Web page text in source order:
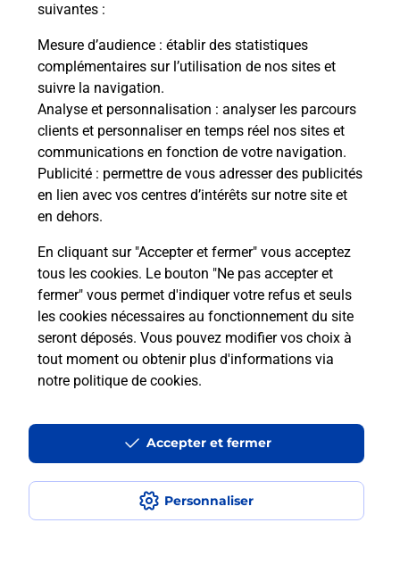
suivantes :
Mesure d’audience : établir des statistiques
complémentaires sur l’utilisation de nos sites et
suivre la navigation.
Analyse et personnalisation : analyser les parcours
clients et personnaliser en temps réel nos sites et
communications en fonction de votre navigation.
Publicité : permettre de vous adresser des publicités
en lien avec vos centres d’intérêts sur notre site et
en dehors.
En cliquant sur "Accepter et fermer" vous acceptez
tous les cookies. Le bouton "Ne pas accepter et
fermer" vous permet d'indiquer votre refus et seuls
les cookies nécessaires au fonctionnement du site
seront déposés. Vous pouvez modifier vos choix à
tout moment ou obtenir plus d'informations via
notre politique de cookies.
Personnaliser
Accepter et fermer
La Poste
en ligne
Ouvert 24h/24
En savoir plus
ACCUEIL E LECLERC CABRIES
Accessibilité : partiellement conforme
Conditions contractuelles
Mentions légales